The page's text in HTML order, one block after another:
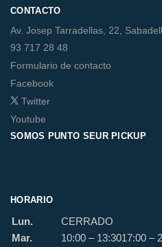
CONTACTO
Av. Josep Tarradellas, 22, Sabadell
93 717 28 48
Formulario de contacto
Facebook
Twitter
Youtube
SOMOS PUNTO SEUR PICKUP
HORARIO
Lun.
CERRADO
Mar.
10:00 – 13:3017:00 –